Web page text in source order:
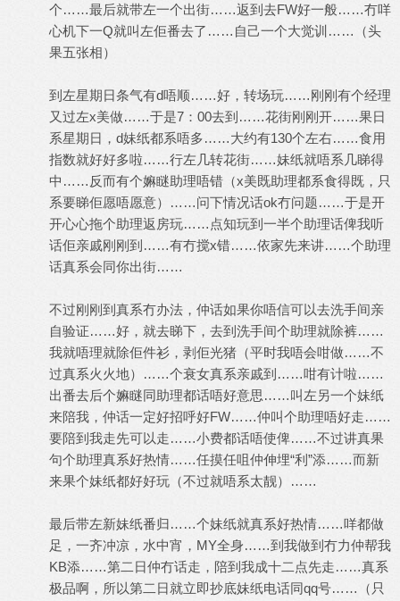
个……最后就带左一个出街……返到去FW好一般……冇咩
心机下一Q就叫左佢番去了……自己一个大觉训……（头
果五张相）
到左星期日条气有d唔顺……好，转场玩……刚刚有个经理
又过左x美做……于是7：00去到……花街刚刚开……果日
系星期日，d妹纸都系唔多……大约有130个左右……食用
指数就好好多啦……行左几转花街……妹纸就唔系几睇得
中……反而有个嫲瞇助理唔错（x美既助理都系食得既，只
系要睇佢愿唔愿意）……问下情况话ok冇问题……于是开
开心心拖个助理返房玩……点知玩到一半个助理话俾我听
话佢亲戚刚刚到……有冇搅x错……依家先来讲……个助理
话真系会同你出街……
不过刚刚到真系冇办法，仲话如果你唔信可以去洗手间亲
自验证……好，就去睇下，去到洗手间个助理就除裤……
我就唔理就除佢件衫，剥佢光猪（平时我唔会咁做……不
过真系火火地）……个衰女真系亲戚到……咁有计啦……
出番去后个嫲瞇同助理都话唔好意思……叫左另一个妹纸
来陪我，仲话一定好招呼好FW……仲叫个助理唔好走……
要陪到我走先可以走……小费都话唔使俾……不过讲真果
句个助理真系好热情……任摸任咀仲伸埋“利”添……而新
来果个妹纸都好好玩（不过就唔系太靓）……
最后带左新妹纸番归……个妹纸就真系好热情……咩都做
足，一齐冲凉，水中宵，MY全身……到我做到冇力仲帮我
KΒ添……第二日仲冇话走，陪到我成十二点先走……真系
极品啊，所以第二日就立即抄底妹纸电话同qq号……（只